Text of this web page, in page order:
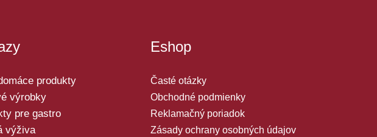
produkty
výrobky
pre gastro
výživa
Eshop
Časté otázky
Obchodné podmienky
Reklamačný poriadok
Zásady ochrany osobných údajov